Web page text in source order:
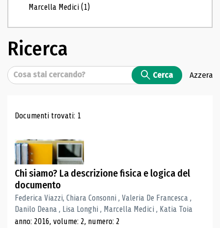
Marcella Medici(1)
Ricerca
Cerca Cerca Azzera
Risultati di ricerca
Documenti trovati: 1
Chi siamo? La descrizione fisica e logica del
documento
Federica Viazzi, Chiara Consonni , Valeria De Francesca ,
Danilo Deana , Lisa Longhi , Marcella Medici , Katia Toia
anno: 2016, volume: 2, numero: 2